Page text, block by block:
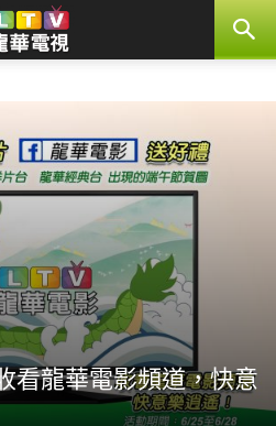
看龍華電影頻道，快意